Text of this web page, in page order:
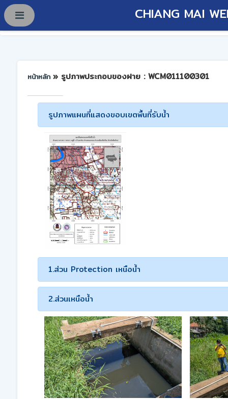
CHIANG MAI
หน้าหลัก » รูปภาพประกอบของฝาย : WCM011100301
รูปภาพแผนที่แสดงขอบเขตพื้นที่รับน้ำ
1.ส่วน Protection เหนือน้ำ
2.ส่วนเหนือน้ำ